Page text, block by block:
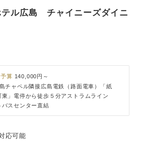
テル広島 チャイニーズダイニ
予算 140,000円～
チャペル隣接広島電鉄（路面電車）「紙
」電停から徒歩５分アストラムライン
バスセンター直結
応可能